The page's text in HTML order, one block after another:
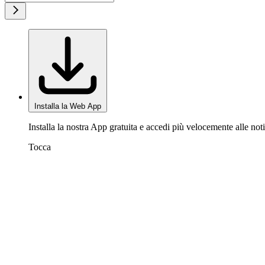
Installa la Web App
Installa la nostra App gratuita e accedi più velocemente alle
Tocca